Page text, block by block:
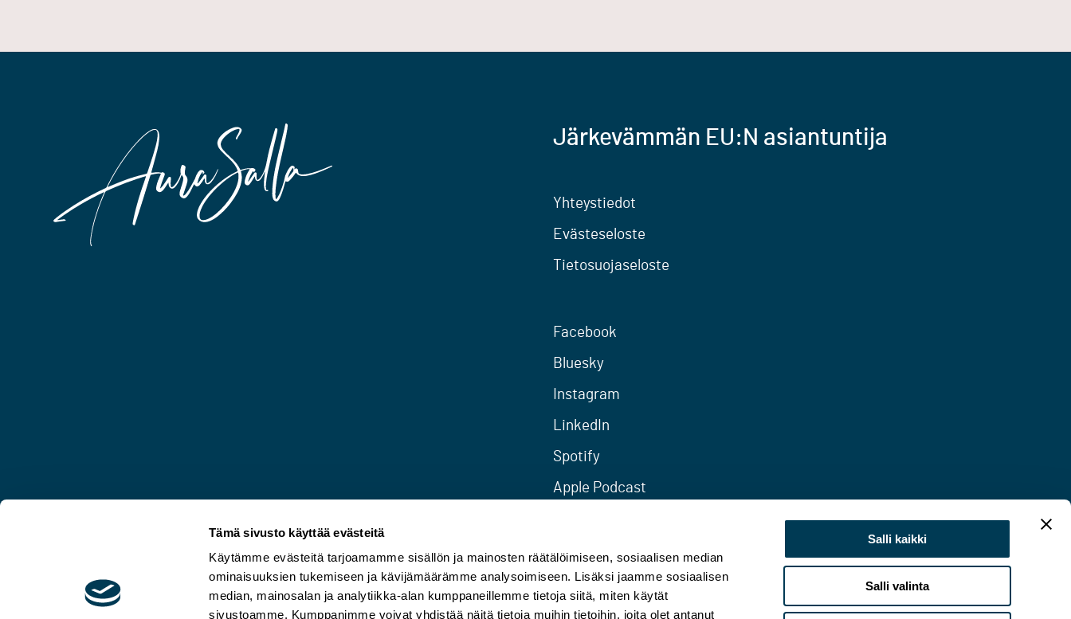
Tämä sivusto käyttää evästeitä
Käytämme evästeitä tarjoamamme sisällön ja mainosten räätälöimiseen, sosiaalisen median
ominaisuuksien tukemiseen ja kävijämäärämme analysoimiseen. Lisäksi jaamme sosiaalisen
median, mainosalan ja analytiikka-alan kumppaneillemme tietoja siitä, miten käytät
sivustoamme. Kumppanimme voivat yhdistää näitä tietoja muihin tietoihin, joita olet antanut
Salli kaikki
Salli valinta
Järkevämmän EU:N asiantuntija
Yhteystiedot
Evästeseloste
Tietosuojaseloste
Facebook
Bluesky
Instagram
LinkedIn
Spotify
Apple Podcast